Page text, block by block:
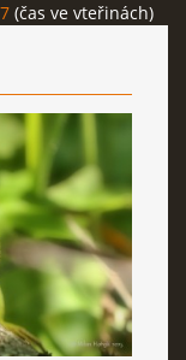
WebSlice |Tisk
↑
7 (čas ve vteřinách)